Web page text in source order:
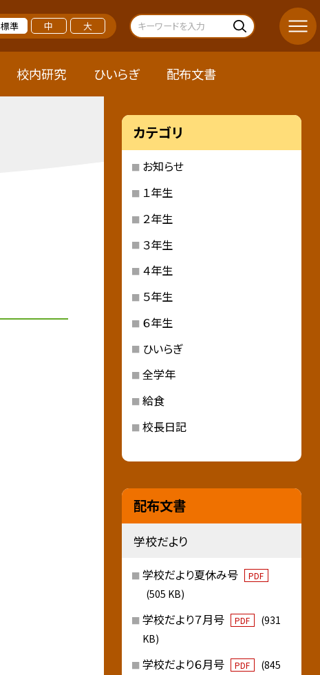
標準 中 大
校内研究 ひいらぎ 配布文書
カテゴリ
お知らせ
１年生
２年生
３年生
４年生
５年生
６年生
ひいらぎ
全学年
給食
校長日記
配布文書
学校だより
学校だより夏休み号 PDF
(505 KB)
学校だより７月号 PDF
(931
KB)
学校だより６月号 PDF
(845